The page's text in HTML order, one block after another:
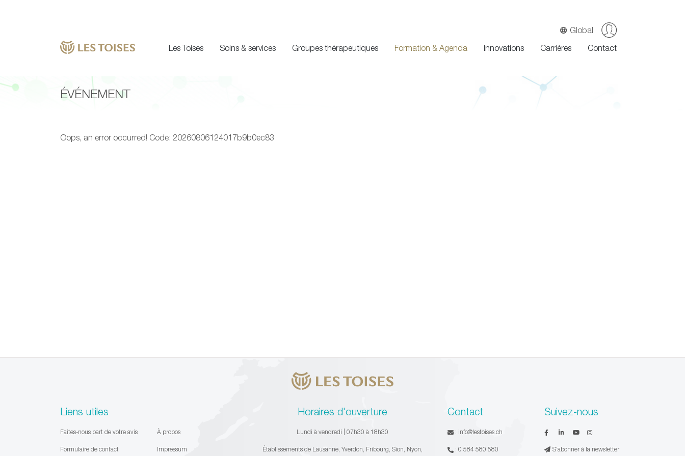
Les Toises Soins & services Groupes thérapeutiques Formation & Agenda Innovations Carrières Contact
Global
ÉVÉNEMENT
Oops, an error occurred! Code: 20260806124017b9b0ec83
Liens utiles
Faites-nous part de votre avis
Formulaire de contact
À propos
Impressum
Horaires d'ouverture
Lundi à vendredi | 07h30 à 18h30
Établissements de Lausanne, Yverdon, Fribourg, Sion, Nyon,
Contact
: info@lestoises.ch
: 0 584 580 580
Suivez-nous
S'abonner à la newsletter